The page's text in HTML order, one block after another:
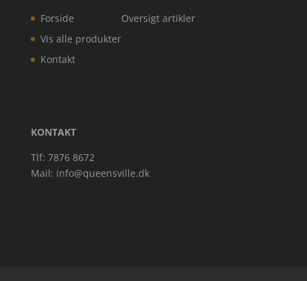
Forside
Vis alle produkter
Kontakt
Oversigt artikler
KONTAKT
Tlf: 7876 8672
Mail: info@queensville.dk